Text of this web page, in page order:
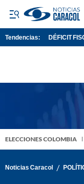
Tendencias: DÉFICIT
ELECCIONES COLOMBIA
Noticias Caracol /